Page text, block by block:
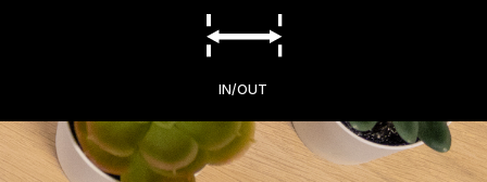
IN/OUT